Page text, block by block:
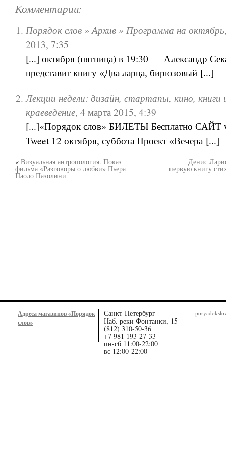
Комментарии:
Порядок слов » Архив » Программа на октябрь
2013, 7:35
[...] октября (пятница) в 19:30 — Александр
представит книгу «Два ларца, бирюзовый [...]
Лекции недели: дизайн, стартапы, кино, книги
краеведение,4 марта 2015, 4:39
[...]«Порядок слов» БИЛЕТЫ Бесплатно САЙТ
Tweet 12 октября, суббота Проект «Вечера [...]
« Визуальная антропология. Показ
фильма «Разговоры о любви» Пьера
Паоло Пазолини
Денис
первую книгу
Адреса магазинов «Порядок
слов»
Санкт-Петербург
Наб. реки Фонтанки, 15
(812) 310-50-36
+7 981 193-27-33
пн-сб 11:00-22:00
вс 12:00-22:00